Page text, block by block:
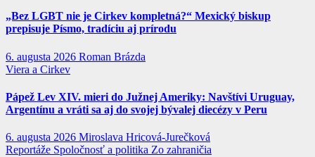
„Bez LGBT nie je Cirkev kompletná?“ Mexický biskup
prepisuje Písmo, tradíciu aj prírodu
6. augusta 2026 Roman Brázda
Viera a Cirkev
Pápež Lev XIV. mieri do Južnej Ameriky: Navštívi Uruguay,
Argentínu a vráti sa aj do svojej bývalej diecézy v Peru
6. augusta 2026 Miroslava Hricová-Jurečková
Reportáže Spoločnosť a politika Zo zahraničia